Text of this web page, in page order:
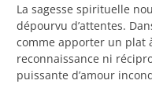
La sagesse spirituelle
dépourvu d’attentes.
comme apporter un plat
reconnaissance ni
puissante d’amour